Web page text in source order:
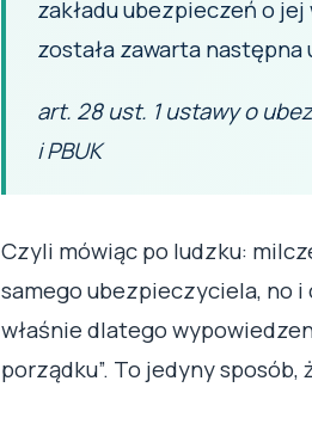
zakładu ubezpieczeń o
została zawarta następna
art. 28 ust. 1 ustawy o
i PBUK
Czyli mówiąc po ludzku:
samego ubezpieczyciela, no i
właśnie dlatego
porządku”. To jedyny